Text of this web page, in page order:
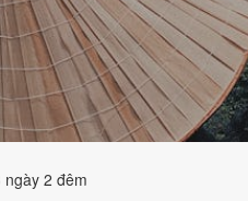
ngày 2 đêm